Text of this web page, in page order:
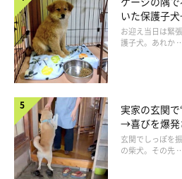
いた保護子
服し頼もし
お迎え当日は緊
護子犬。あれか
実家の玄関
→喜びを爆発
にほっこり
玄関でしっぽを
の柴犬。その先